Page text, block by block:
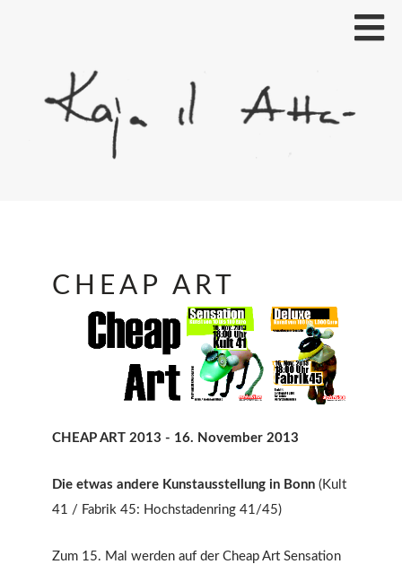
CHEAP ART
CHEAP ART 2013 - 16. November 2013
Die etwas andere Kunstausstellung in Bonn (Kult
41 / Fabrik 45: Hochstadenring 41/45)
Zum 15. Mal werden auf der Cheap Art Sensation